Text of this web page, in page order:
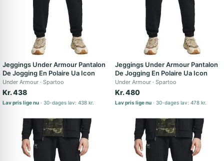
Jeggings Under Armour Pantalon
De Jogging En Polaire Ua Icon
Under Armour Spartoo
Kr. 438
Lav pris lige nu 30-dages lav: 438 kr.
Jeggings Under Armour Pantalon
De Jogging En Polaire Ua Icon
Under Armour Spartoo
Kr. 480
Lav pris lige nu 30-dages lav: 478 kr.